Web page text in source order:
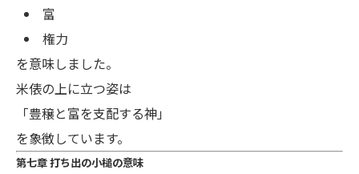
富
権力
を意味しました。
米俵の上に立つ姿は
「豊穣と富を支配する神」
を象徴しています。
第七章 打ち出の小槌の意味